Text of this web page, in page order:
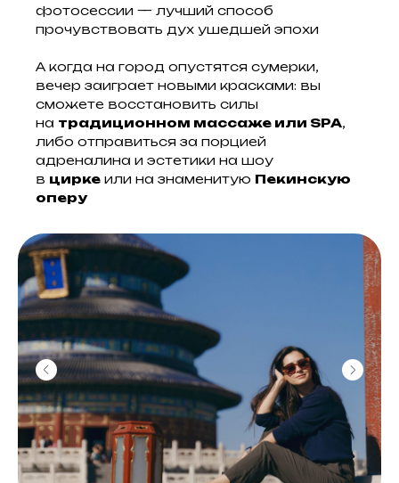
фотосессии — лучший способ
прочувствовать дух ушедшей эпохи
А когда на город опустятся сумерки,
вечер заиграет новыми красками: вы
сможете восстановить силы
на традиционном массаже или SPA,
либо отправиться за порцией
адреналина и эстетики на шоу
в цирке или на знаменитую Пекинскую
оперу